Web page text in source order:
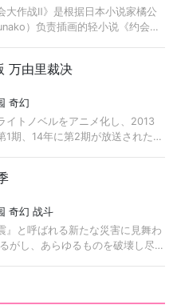
大作战Ⅱ》是根据日本小说家橘公
）负责插画的轻小说《约会大
万由里裁决
奇幻
イトノベルをアニメ化し、2013
1期、14年に第2期が放送された
奇幻 战斗
』と呼ばれる新たな災害に見舞わ
がし、あらゆるものを破壊し尽